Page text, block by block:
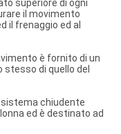
superiore di ogni
il movimento
il frenaggio ed al
è fornito di un
di quello del
chiudente
ed è destinato ad